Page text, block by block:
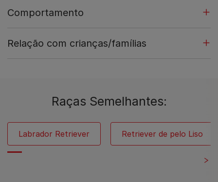
Comportamento
Relação com crianças/famílias
Raças Semelhantes:
Labrador Retriever Retriever de pelo Liso